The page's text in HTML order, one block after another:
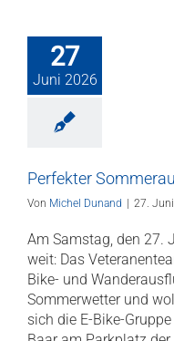
27
Juni 2026
Perfekter
Von Michel Dunand 27.
Am Samstag, den 27.
weit: Das
Bike- und
Sommerwetter und
sich die E-Bike-